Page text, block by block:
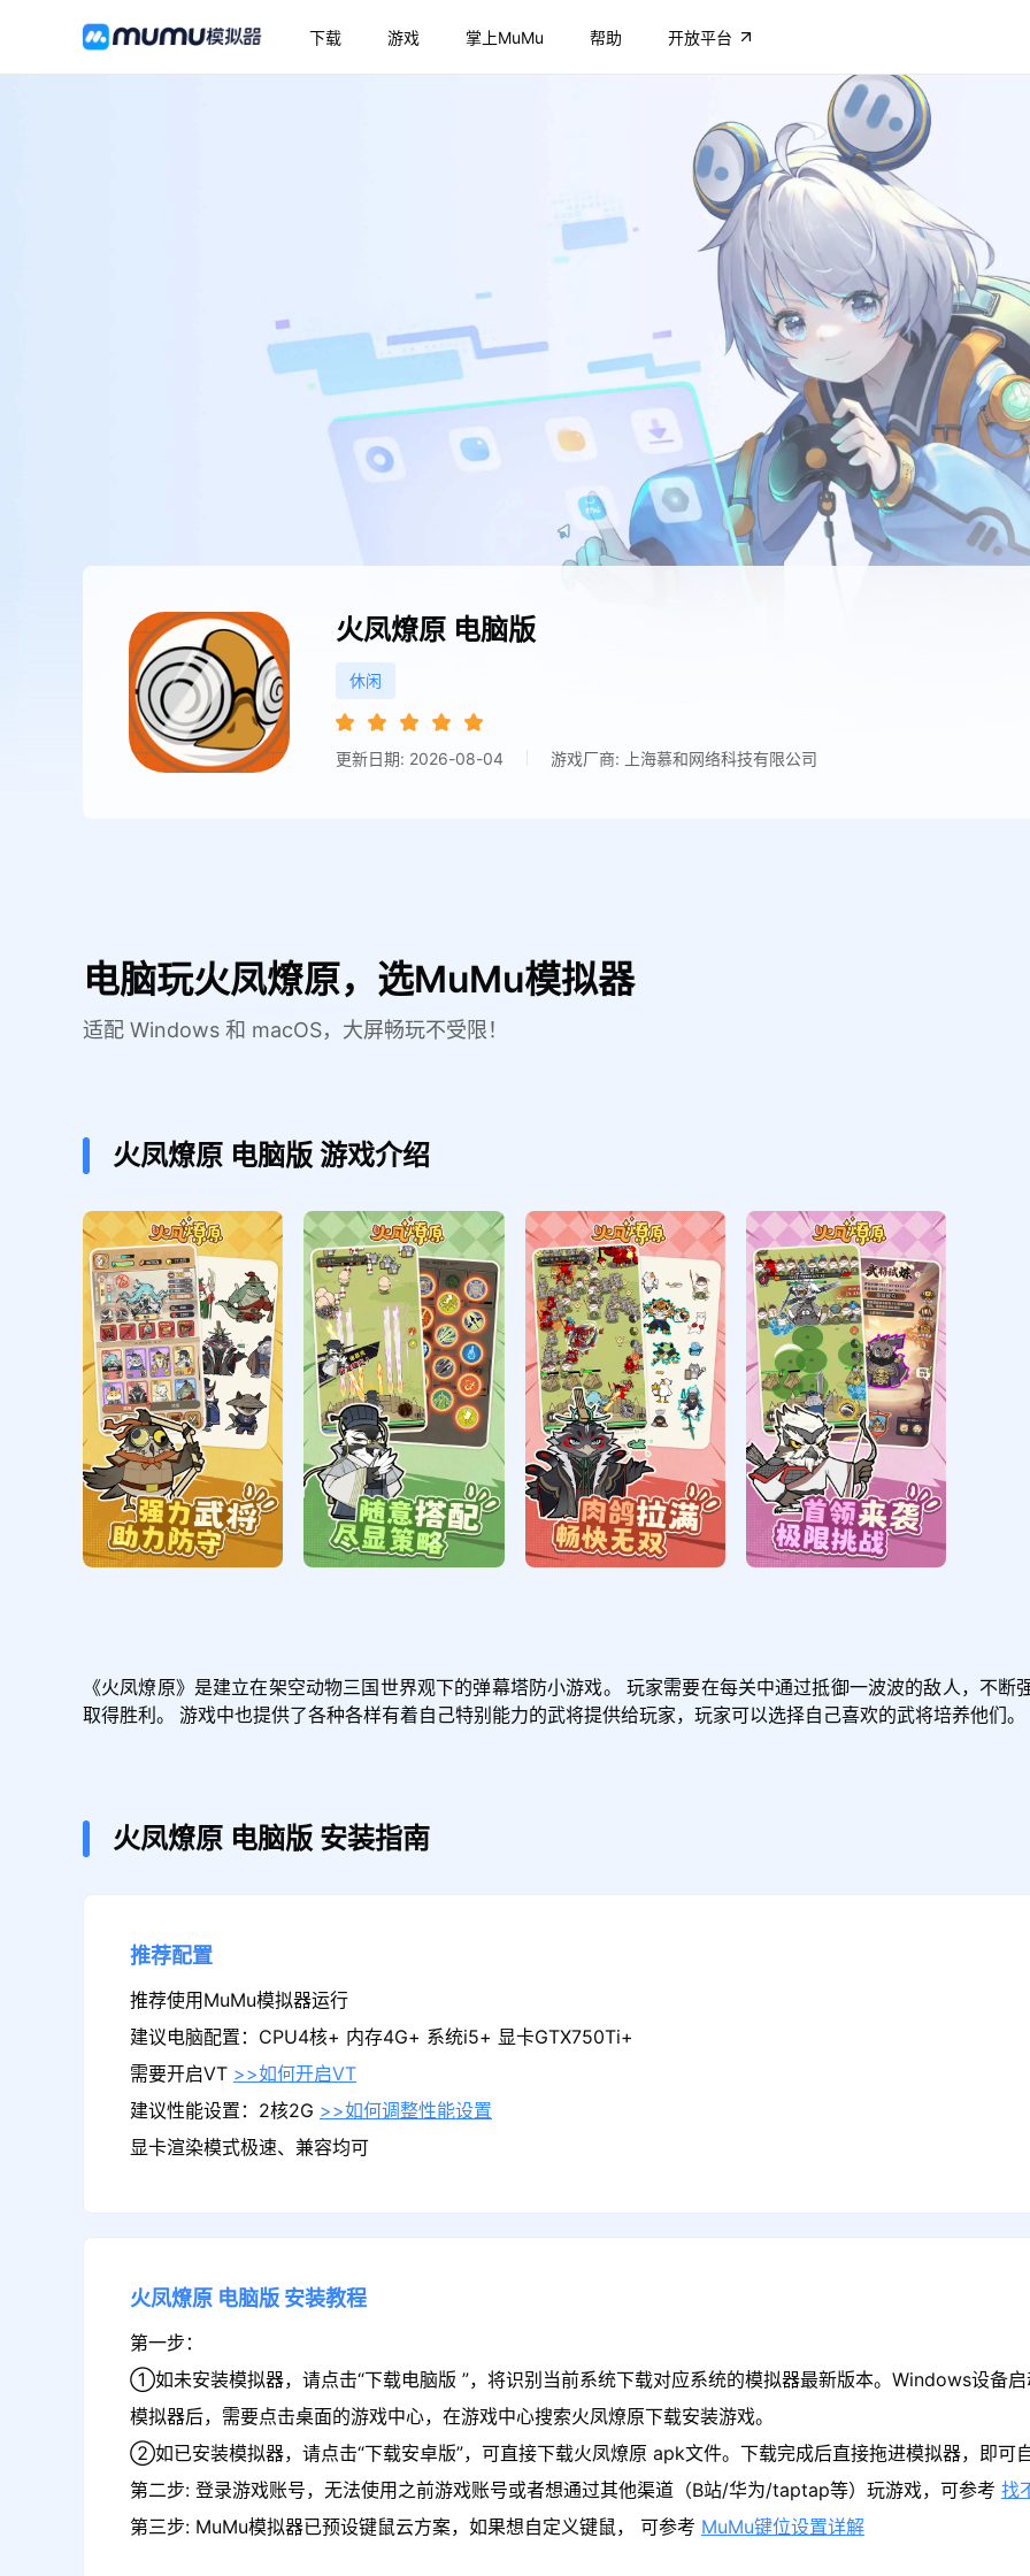
下载 游戏 掌上MuMu 帮助 开放平台
火凤燎原 电脑版
休闲
更新日期: 2026-08-04 游戏厂商: 上海慕和网络科技有限公司
电脑玩火凤燎原，选MuMu模拟器
适配 Windows 和 macOS，大屏畅玩不受限！
火凤燎原 电脑版 游戏介绍
《火凤燎原》是建立在架空动物三国世界观下的弹幕塔防小游戏。 玩家需要在每关中通过抵御一波波的敌人，不
取得胜利。 游戏中也提供了各种各样有着自己特别能力的武将提供给玩家，玩家可以选择自己喜欢的武将培养他们。
火凤燎原 电脑版 安装指南
推荐配置
推荐使用MuMu模拟器运行
建议电脑配置：CPU4核+ 内存4G+ 系统i5+ 显卡GTX750Ti+
需要开启VT >>如何开启VT
建议性能设置：2核2G >>如何调整性能设置
显卡渲染模式极速、兼容均可
火凤燎原 电脑版 安装教程
第一步：
①如未安装模拟器，请点击“下载电脑版 ”，将识别当前系统下载对应系统的模拟器最新版本。Windows设备
模拟器后，需要点击桌面的游戏中心，在游戏中心搜索火凤燎原下载安装游戏。
②如已安装模拟器，请点击“下载安卓版”，可直接下载火凤燎原 apk文件。下载完成后直接拖进模拟器，即可
第二步: 登录游戏账号，无法使用之前游戏账号或者想通过其他渠道（B站/华为/taptap等）玩游戏，可参考 找
第三步: MuMu模拟器已预设键鼠云方案，如果想自定义键鼠， 可参考 MuMu键位设置详解